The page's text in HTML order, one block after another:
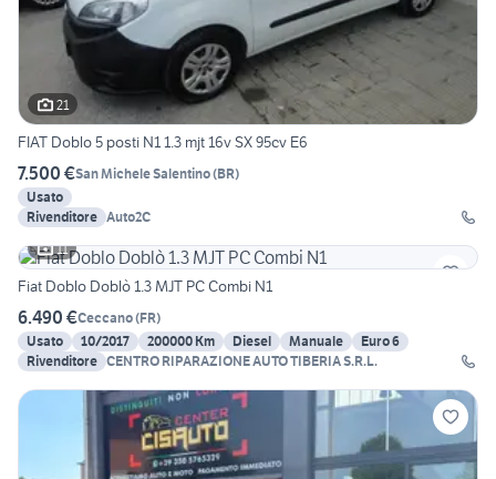
21
FIAT Doblo 5 posti N1 1.3 mjt 16v SX 95cv E6
7.500 €San Michele Salentino(BR)
Usato
Rivenditore Auto2C
11
Fiat Doblo Doblò 1.3 MJT PC Combi N1
6.490 €Ceccano(FR)
Usato
10/2017 200000 Km Diesel Manuale
Euro 6
Rivenditore CENTRO RIPARAZIONE AUTO TIBERIA S.R.L.